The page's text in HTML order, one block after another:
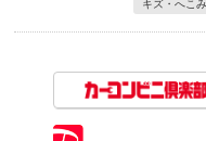
キズ・へこみ